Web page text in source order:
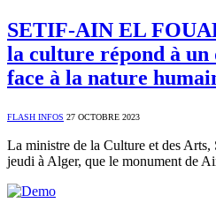
SETIF-AIN EL
la culture répond à un
face à la nature
FLASH INFOS 27 OCTOBRE 2023
La ministre de la Culture et des
jeudi à Alger, que le monument de